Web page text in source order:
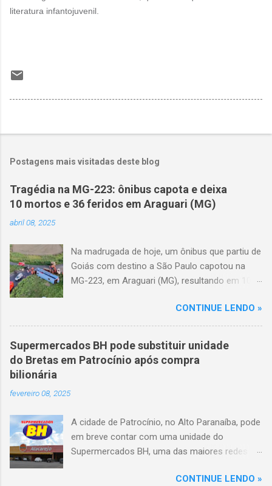
literatura infantojuvenil.
Postagens mais visitadas deste blog
Tragédia na MG-223: ônibus capota e deixa
10 mortos e 36 feridos em Araguari (MG)
abril 08, 2025
Na madrugada de hoje, um ônibus que partiu de
Goiás com destino a São Paulo capotou na
MG-223, em Araguari (MG), resultando em 10
volta das 3h40, próximo ao trevo de Queixinho,
quando o motorista perdeu o controle do
veículo, atravessou o canteiro central e
capotou em uma alça de acesso. Entre as
vítimas fatais, há duas crianças de
CONTINUE LENDO »
Supermercados BH pode substituir unidade
do Bretas em Patrocínio após compra
bilionária
fevereiro 08, 2025
A cidade de Patrocínio, no Alto Paranaíba, pode
em breve contar com uma unidade do
Supermercados BH, uma das maiores redes do
o braço mineiro da rede Bretas por R$ 716
CONTINUE LENDO »